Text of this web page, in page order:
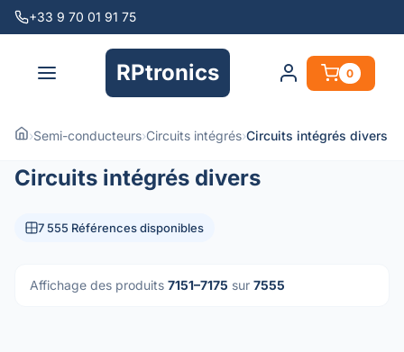
+33 9 70 01 91 75
RPtronics 0
›Semi-conducteurs›Circuits intégrés›Circuits intégrés divers
Circuits intégrés divers
7 555 Références disponibles
Affichage des produits 7151–7175 sur 7555